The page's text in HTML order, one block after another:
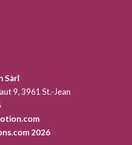
Sàrl
9, 3961 St.-Jean
2026